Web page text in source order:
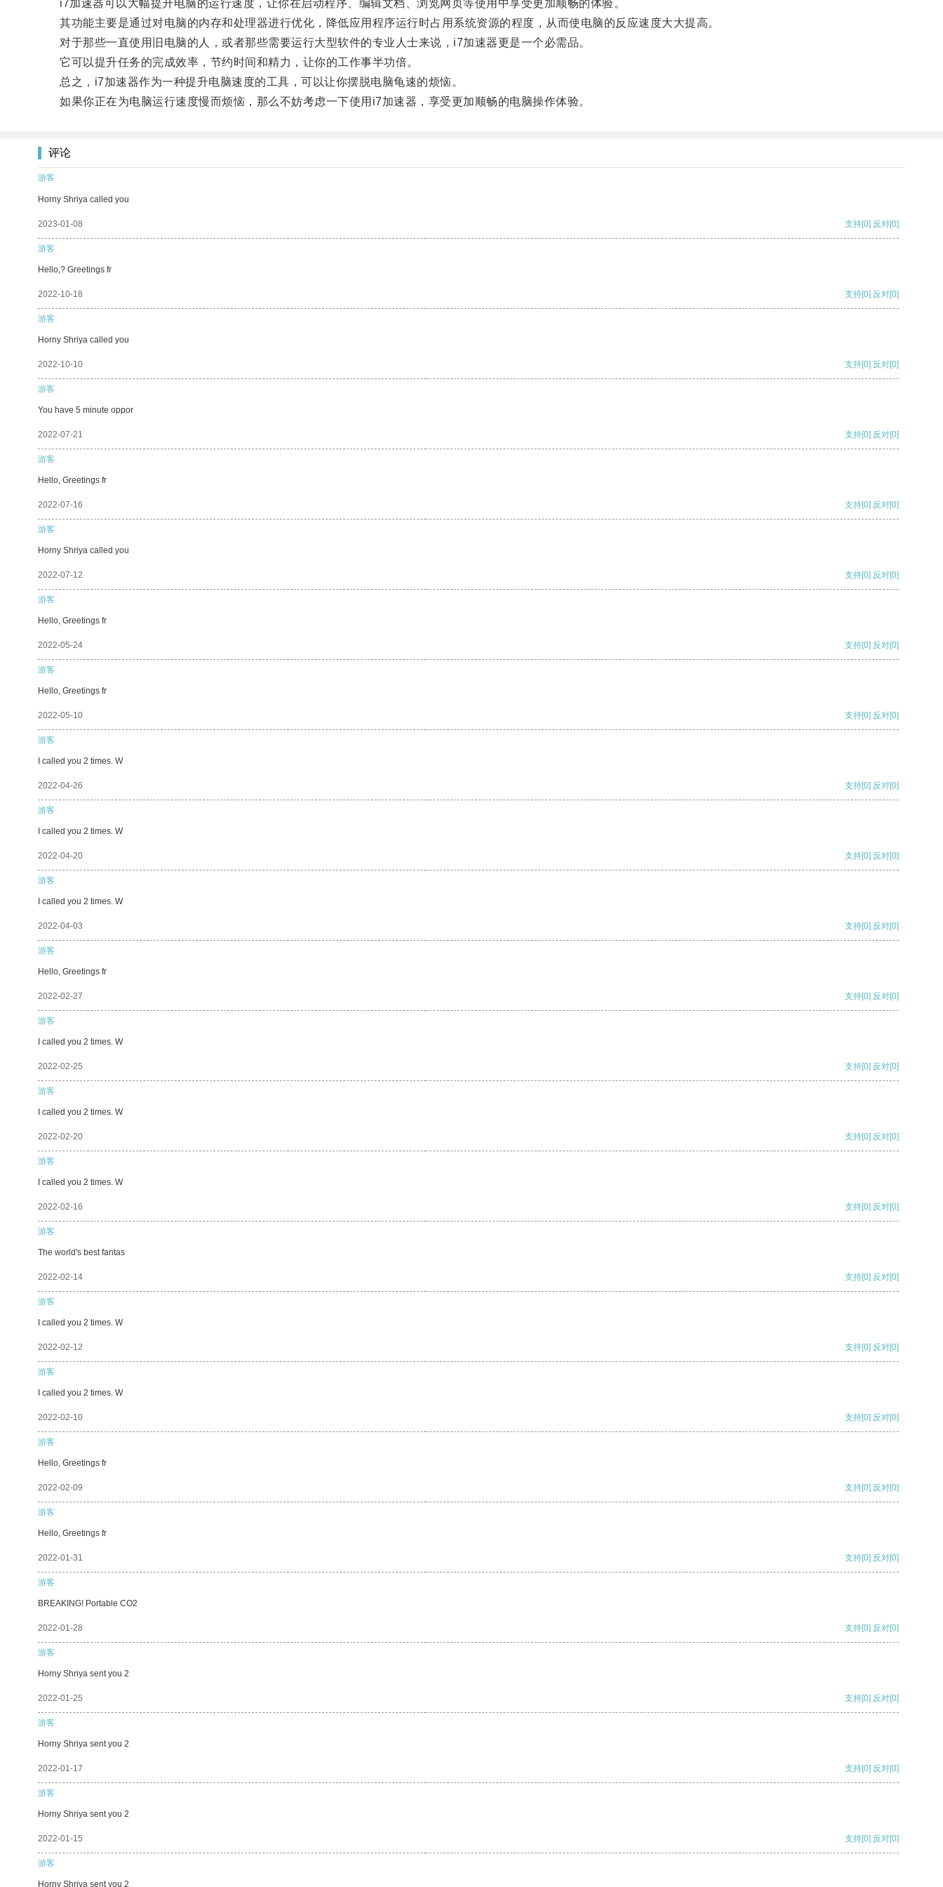
i7加速器可以大幅提升电脑的运行速度，让你在启动程序、编辑文档、浏览网页等使用中享受更加顺畅的体验。
其功能主要是通过对电脑的内存和处理器进行优化，降低应用程序运行时占用系统资源的程度，从而使电脑的反应速度大大提高。
对于那些一直使用旧电脑的人，或者那些需要运行大型软件的专业人士来说，i7加速器更是一个必需品。
它可以提升任务的完成效率，节约时间和精力，让你的工作事半功倍。
总之，i7加速器作为一种提升电脑速度的工具，可以让你摆脱电脑龟速的烦恼。
如果你正在为电脑运行速度慢而烦恼，那么不妨考虑一下使用i7加速器，享受更加顺畅的电脑操作体验。
评论
游客
Horny Shriya called you
2023-01-08 支持[0] 反对[0]
游客
Hello,? Greetings fr
2022-10-18 支持[0] 反对[0]
游客
Horny Shriya called you
2022-10-10 支持[0] 反对[0]
游客
You have 5 minute oppor
2022-07-21 支持[0] 反对[0]
游客
Hello, Greetings fr
2022-07-16 支持[0] 反对[0]
游客
Horny Shriya called you
2022-07-12 支持[0] 反对[0]
游客
Hello, Greetings fr
2022-05-24 支持[0] 反对[0]
游客
Hello, Greetings fr
2022-05-10 支持[0] 反对[0]
游客
I called you 2 times. W
2022-04-26 支持[0] 反对[0]
游客
I called you 2 times. W
2022-04-20 支持[0] 反对[0]
游客
I called you 2 times. W
2022-04-03 支持[0] 反对[0]
游客
Hello, Greetings fr
2022-02-27 支持[0] 反对[0]
游客
I called you 2 times. W
2022-02-25 支持[0] 反对[0]
游客
I called you 2 times. W
2022-02-20 支持[0] 反对[0]
游客
I called you 2 times. W
2022-02-16 支持[0] 反对[0]
游客
The world's best fantas
2022-02-14 支持[0] 反对[0]
游客
I called you 2 times. W
2022-02-12 支持[0] 反对[0]
游客
I called you 2 times. W
2022-02-10 支持[0] 反对[0]
游客
Hello, Greetings fr
2022-02-09 支持[0] 反对[0]
游客
Hello, Greetings fr
2022-01-31 支持[0] 反对[0]
游客
BREAKING! Portable CO2
2022-01-28 支持[0] 反对[0]
游客
Horny Shriya sent you 2
2022-01-25 支持[0] 反对[0]
游客
Horny Shriya sent you 2
2022-01-17 支持[0] 反对[0]
游客
Horny Shriya sent you 2
2022-01-15 支持[0] 反对[0]
游客
Horny Shriya sent you 2